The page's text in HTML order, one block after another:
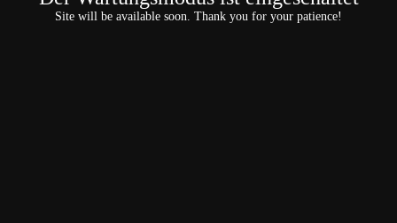
Site will be available soon. Thank you for your patience!